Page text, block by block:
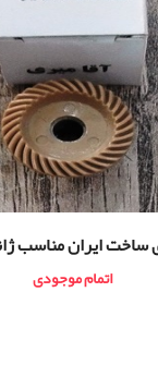
ایران مناسب ژانومه
اتمام موجودی